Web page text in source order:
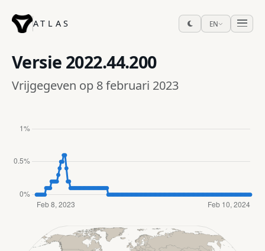
ATLAS EN
Versie 2022.44.200
Vrijgegeven op 8 februari 2023